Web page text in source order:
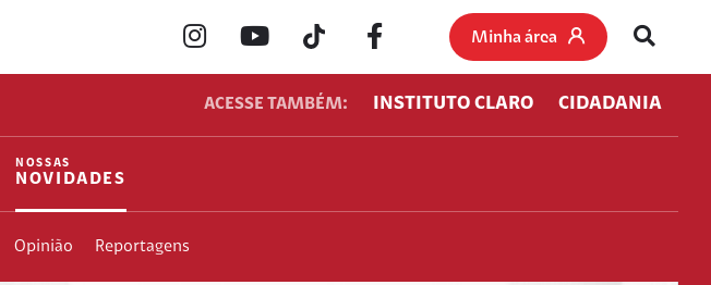
Minha área
ACESSE TAMBÉM: INSTITUTO CLARO CIDADANIA
NOSSAS
NOVIDADES
Opinião Reportagens